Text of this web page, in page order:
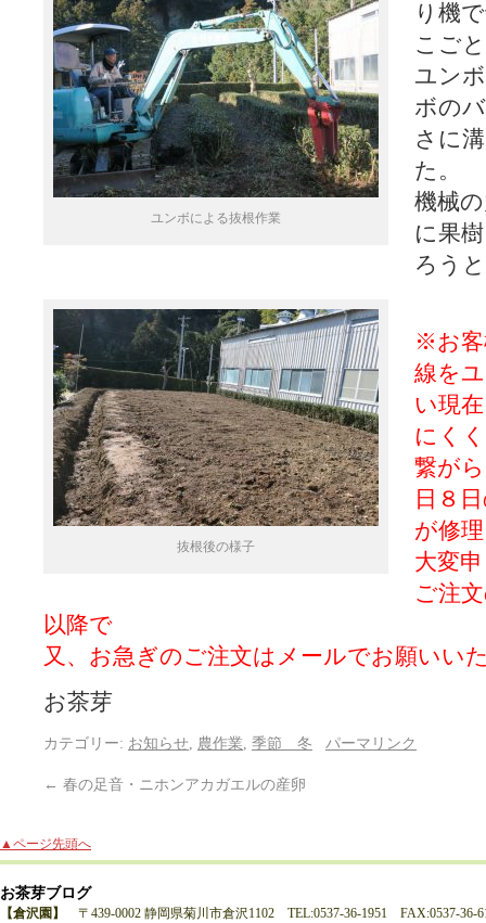
ユンボによる抜根作業
り機
こごと
ユン
ボの
さに
た。
機械
に果
ろう
抜根後の様子
※お客
線を
い現
にくく
繋が
日８
が修
大変
ご注
以降で
又、お急ぎのご注文はメールでお願いい
お茶芽
カテゴリー: お知らせ 農作業 季節 冬 パーマリンク
← 春の足音・ニホンアカガエルの産卵
▲ページ先頭へ
お茶芽ブログ
【倉沢園】 〒439-0002 静岡県菊川市倉沢1102 TEL:0537-36-1951 FAX:0537-36-